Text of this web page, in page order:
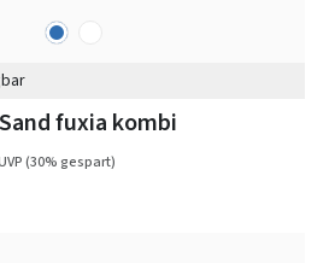
blau
fuxia kombi
(30% gespart)